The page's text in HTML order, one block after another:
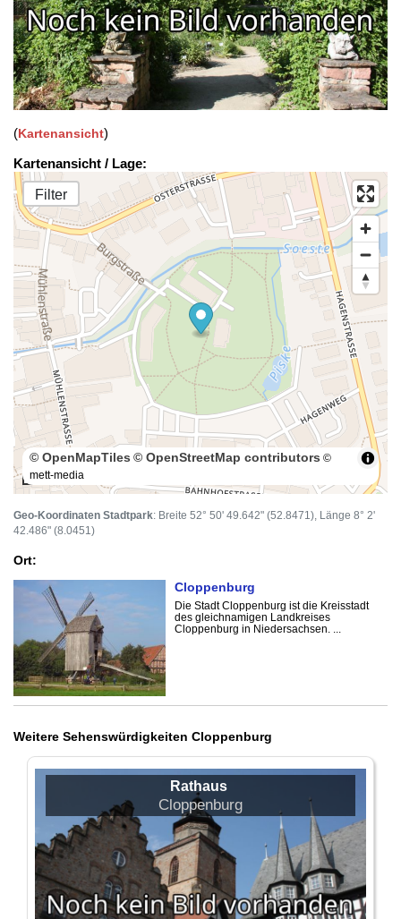
(Kartenansicht)
Kartenansicht / Lage:
Filter
100 m
© OpenMapTiles © OpenStreetMap contributors ©
mett-media
Geo-Koordinaten Stadtpark: Breite 52° 50' 49.642" (52.8471), Länge 8° 2'
42.486" (8.0451)
Ort:
Cloppenburg
Die Stadt Cloppenburg ist die Kreisstadt
des gleichnamigen Landkreises
Cloppenburg in Niedersachsen. ...
Weitere Sehenswürdigkeiten Cloppenburg
Rathaus
Cloppenburg